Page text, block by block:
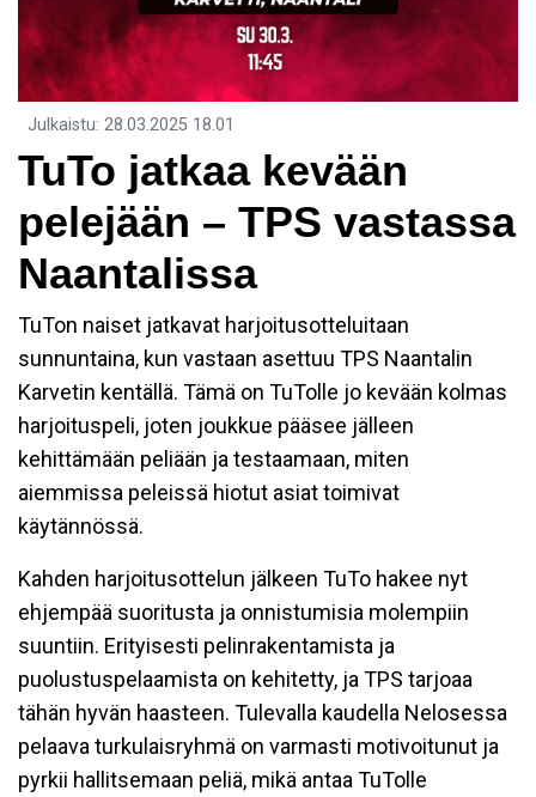
Julkaistu: 28.03.2025 18.01
TuTo jatkaa kevään
pelejään – TPS vastassa
Naantalissa
TuTon naiset jatkavat harjoitusotteluitaan
sunnuntaina, kun vastaan asettuu TPS Naantalin
Karvetin kentällä. Tämä on TuTolle jo kevään kolmas
harjoituspeli, joten joukkue pääsee jälleen
kehittämään peliään ja testaamaan, miten
aiemmissa peleissä hiotut asiat toimivat
käytännössä.
Kahden harjoitusottelun jälkeen TuTo hakee nyt
ehjempää suoritusta ja onnistumisia molempiin
suuntiin. Erityisesti pelinrakentamista ja
puolustuspelaamista on kehitetty, ja TPS tarjoaa
tähän hyvän haasteen. Tulevalla kaudella Nelosessa
pelaava turkulaisryhmä on varmasti motivoitunut ja
pyrkii hallitsemaan peliä, mikä antaa TuTolle